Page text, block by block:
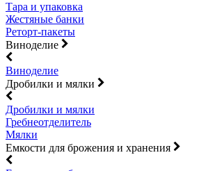
Тара и упаковка
Жестяные банки
Реторт-пакеты
Виноделие
Виноделие
Дробилки и мялки
Дробилки и мялки
Гребнеотделитель
Мялки
Емкости для брожения и хранения